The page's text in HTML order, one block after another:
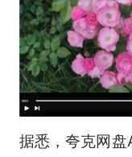
据悉，夸克网